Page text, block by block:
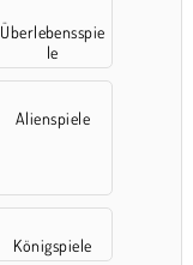
Überlebensspie
le
Alienspiele
Königspiele